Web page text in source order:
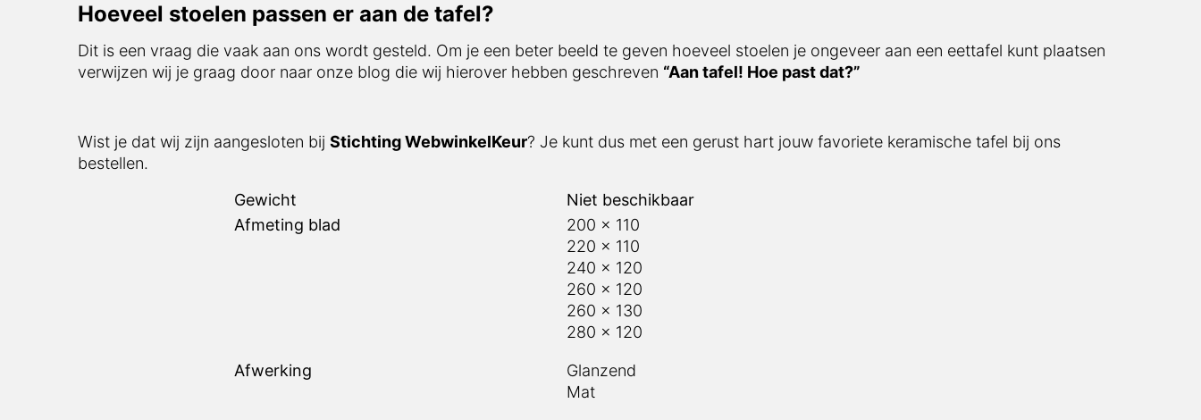
Hoeveel stoelen passen er aan de tafel?
Dit is een vraag die vaak aan ons wordt gesteld. Om je een beter beeld te geven hoeveel stoelen je ongeveer aan een eettafel kunt plaatsen
verwijzen wij je graag door naar onze blog die wij hierover hebben geschreven “Aan tafel! Hoe past dat?”
Wist je dat wij zijn aangesloten bij Stichting WebwinkelKeur? Je kunt dus met een gerust hart jouw favoriete keramische tafel bij ons
bestellen.
Gewicht
Niet beschikbaar
Afmeting blad
200 x 110
220 x 110
240 x 120
260 x 120
260 x 130
280 x 120
Afwerking
Glanzend
Mat